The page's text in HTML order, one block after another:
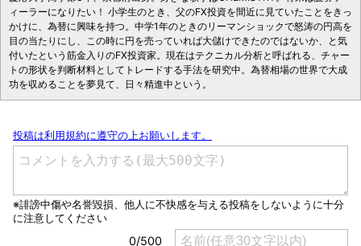
ィーラーになりたい！ 小学生のとき、父のFX投資を間近に見ていたことをきっ
かけに、為替に興味を持つ。中学1年のときのリーマンショックで怒涛の円高を
目の当たりにし、この時に円を売っていれば大儲けできたのではないか、と気
付いたという筋金入りのFX投資家。現在はテクニカル分析と呼ばれる、チャー
トの形状を判断材料としてトレードする手法を研究中。為替相場の世界で大成
功を収めることを夢見て、日々精進中という。